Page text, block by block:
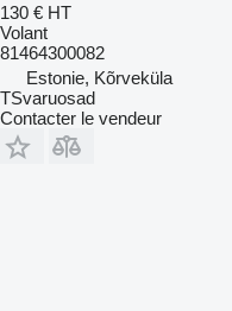
130 € HT
Volant
81464300082
Estonie, Kõrveküla
TSvaruosad
Contacter le vendeur